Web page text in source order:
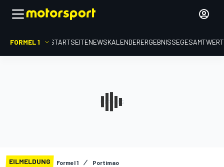
FORMEL 1 STARTSEITENEWSKALENDERERGEBNISSE
EILMELDUNG Formel 1 Portimao